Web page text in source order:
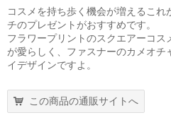
コスメを持ち歩く機会が増えるこ
チのプレゼントがおすすめです。
フラワープリントのスクエアーコ
が愛らしく、ファスナーのカメオチ
イデザインですよ。
この商品の通販サイトへ